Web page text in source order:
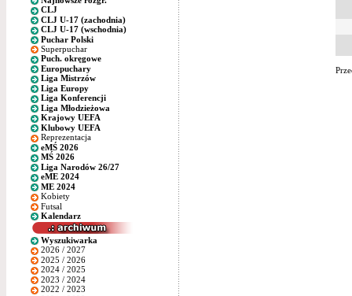
CLJ
CLJ U-17 (zachodnia)
CLJ U-17 (wschodnia)
Puchar Polski
Superpuchar
Puch. okręgowe
Europuchary
Liga Mistrzów
Liga Europy
Liga Konferencji
Liga Młodzieżowa
Krajowy UEFA
Klubowy UEFA
Reprezentacja
eMŚ 2026
MŚ 2026
Liga Narodów 26/27
eME 2024
ME 2024
Kobiety
Futsal
Kalendarz
Wyszukiwarka
2026 / 2027
2025 / 2026
2024 / 2025
2023 / 2024
2022 / 2023